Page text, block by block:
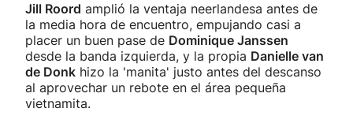
Jill Roord amplió la ventaja neerlandesa antes de
la media hora de encuentro, empujando casi a
placer un buen pase de Dominique Janssen
desde la banda izquierda, y la propia Danielle van
de Donk hizo la 'manita' justo antes del descanso
al aprovechar un rebote en el área pequeña
vietnamita.